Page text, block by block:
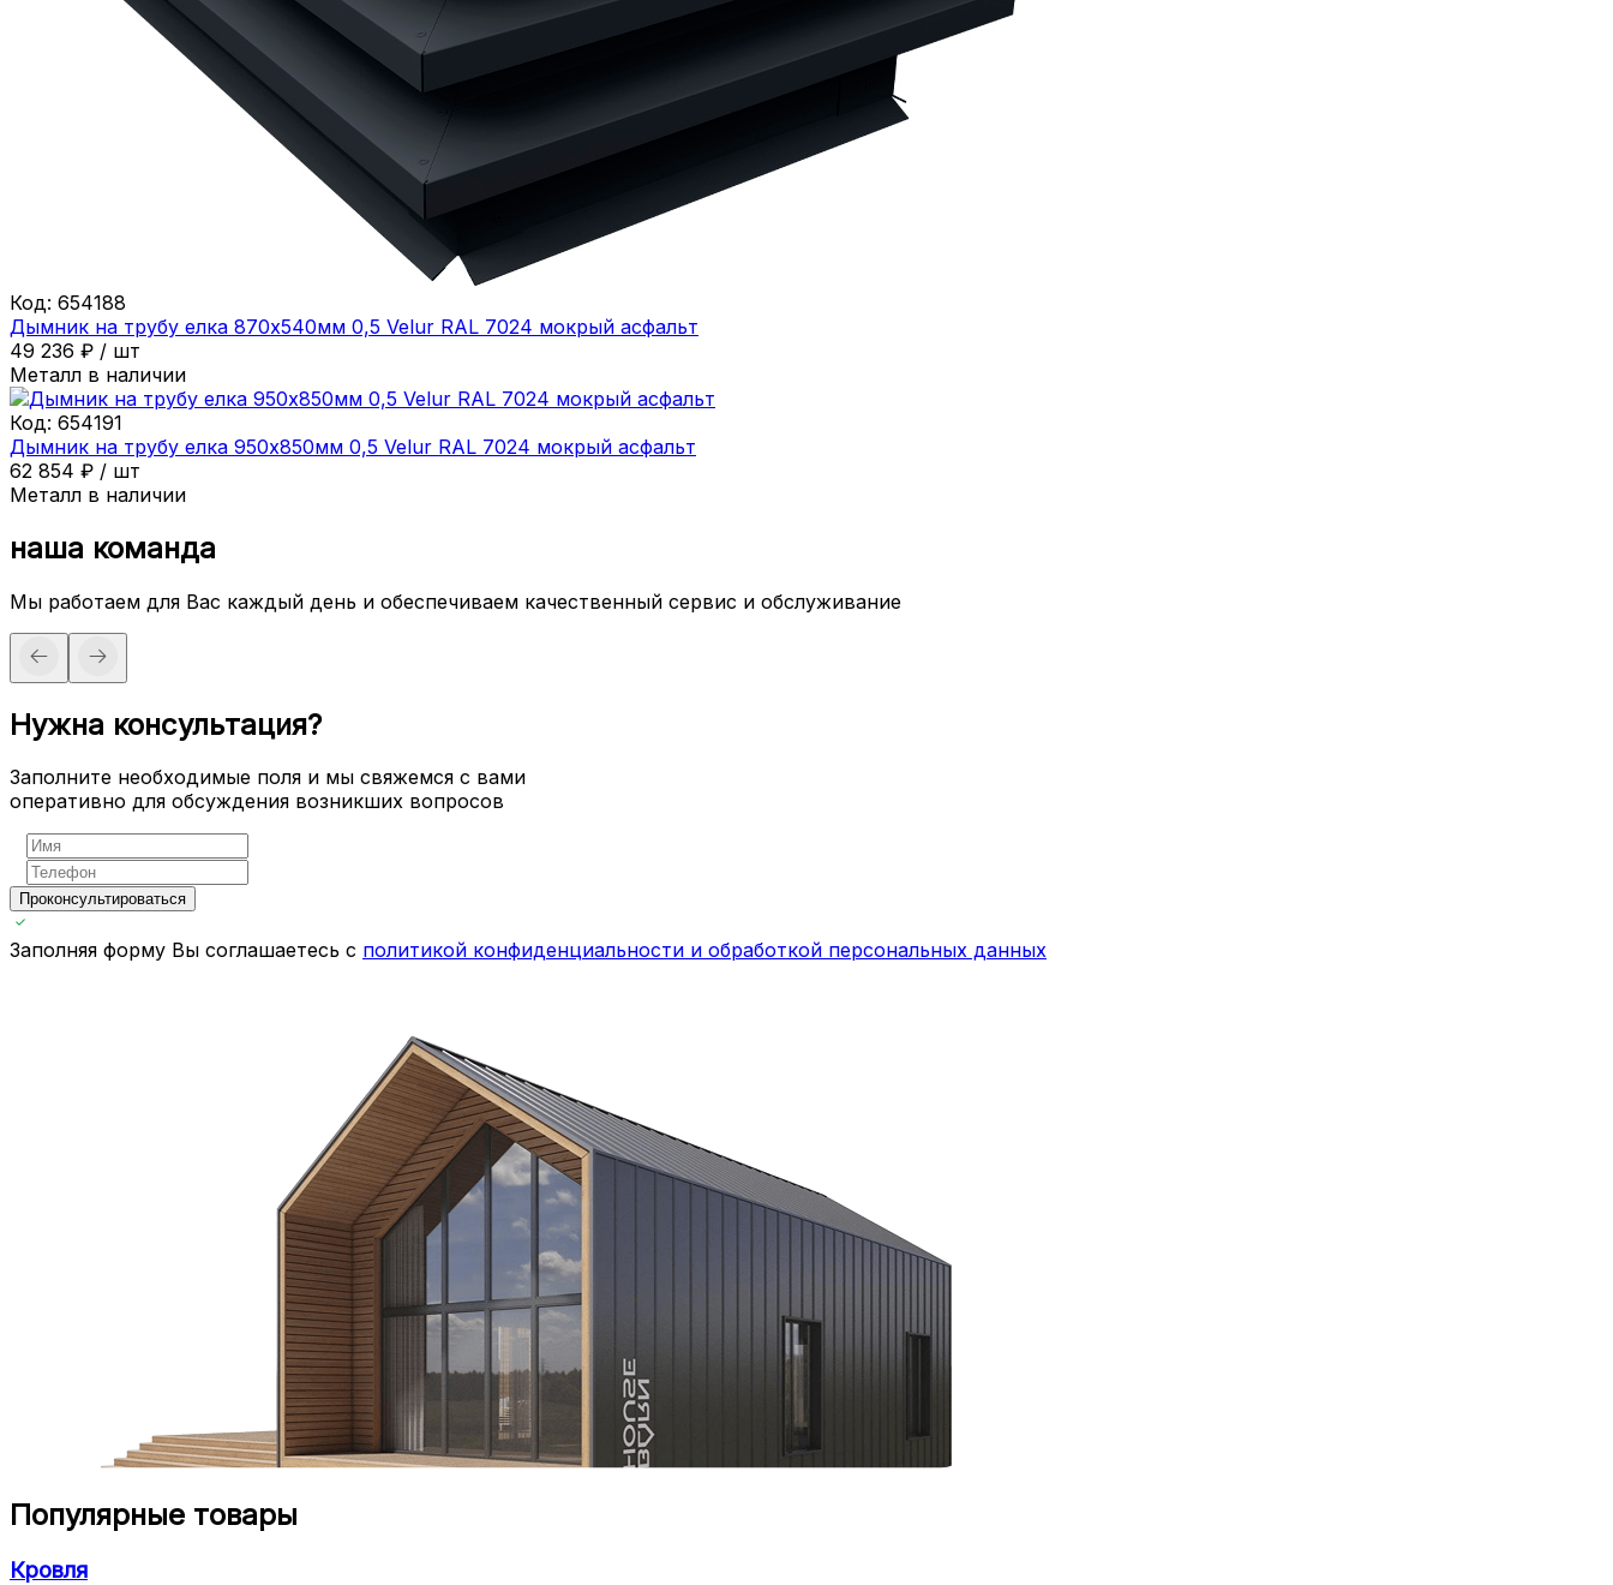
Код: 654188
Дымник на трубу елка 870х540мм 0,5 Velur RAL 7024 мокрый асфальт
49 236 ₽ / шт
Металл в наличии
Код: 654191
Дымник на трубу елка 950х850мм 0,5 Velur RAL 7024 мокрый асфальт
62 854 ₽ / шт
Металл в наличии
наша команда
Мы работаем для Вас каждый день и обеспечиваем качественный сервис и обслуживание
Нужна консультация?
Заполните необходимые поля и мы свяжемся с вами
оперативно для обсуждения возникших вопросов
Проконсультироваться
Заполняя форму Вы соглашаетесь с политикой конфиденциальности и обработкой персональных данных
Популярные товары
Кровля